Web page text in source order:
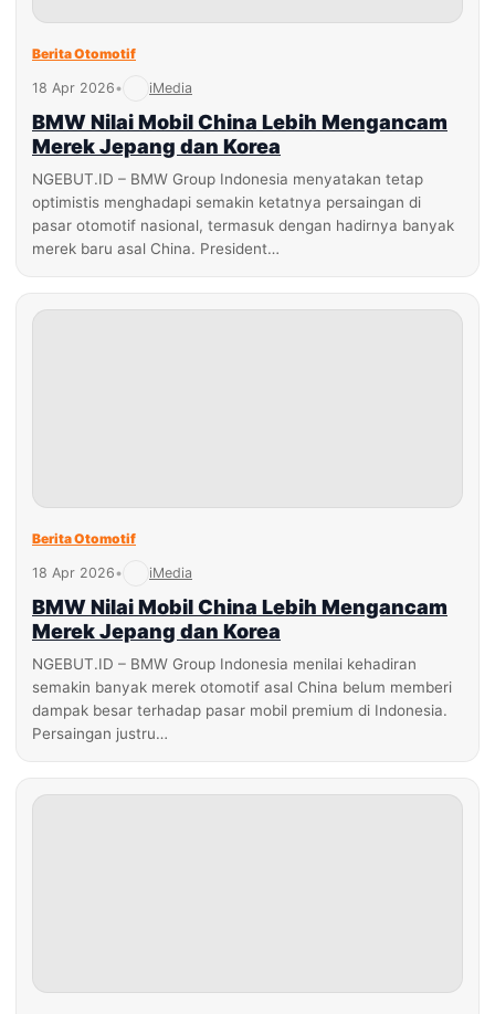
Berita Otomotif
18 Apr 2026• iMedia
BMW Nilai Mobil China Lebih Mengancam
Merek Jepang dan Korea
NGEBUT.ID – BMW Group Indonesia menyatakan tetap
optimistis menghadapi semakin ketatnya persaingan di
pasar otomotif nasional, termasuk dengan hadirnya banyak
merek baru asal China. President…
Berita Otomotif
18 Apr 2026• iMedia
BMW Nilai Mobil China Lebih Mengancam
Merek Jepang dan Korea
NGEBUT.ID – BMW Group Indonesia menilai kehadiran
semakin banyak merek otomotif asal China belum memberi
dampak besar terhadap pasar mobil premium di Indonesia.
Persaingan justru…